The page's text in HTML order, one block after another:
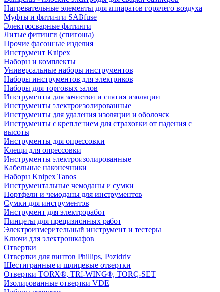
Нагревательные элементы для аппаратов горячего воздуха
Муфты и фитинги SABfuse
Электросварные фитинги
Литые фитинги (спигоны)
Прочие фасонные изделия
Инструмент Knipex
Наборы и комплекты
Универсальные наборы инструментов
Наборы инструментов для электриков
Наборы для торговых залов
Инструменты для зачистки и снятия изоляции
Инструменты электроизолированные
Инструменты для удаления изоляции и оболочек
Инструменты с креплением для страховки от падения с
высоты
Инструменты для опрессовки
Клещи для опрессовки
Инструменты электроизолированные
Кабельные наконечники
Наборы Knipex Tanos
Инструментальные чемоданы и сумки
Портфели и чемоданы для инструментов
Сумки для инструментов
Инструмент для электроработ
Пинцеты для прецизионных работ
Электроизмерительный инструмент и тестеры
Ключи для электрошкафов
Отвертки
Отвертки для винтов Phillips, Pozidriv
Шестигранные и шлицевые отвертки
Отвертки TORX®, TRI-WING®, TORQ-SET
Изолированные отвертки VDE